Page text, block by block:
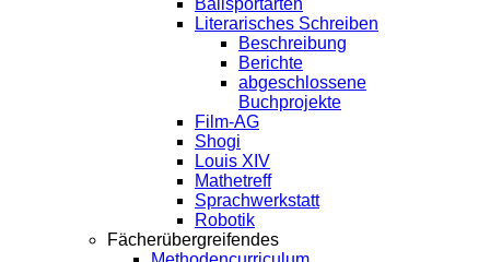
Ballsportarten
Literarisches Schreiben
Beschreibung
Berichte
abgeschlossene
Buchprojekte
Film-AG
Shogi
Louis XIV
Mathetreff
Sprachwerkstatt
Robotik
Fächerübergreifendes